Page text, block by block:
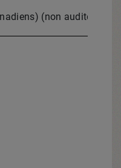
(non audités)